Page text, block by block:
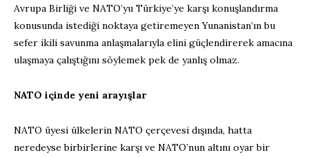
Avrupa Birliği ve NATO’yu Türkiye’ye karşı konuşlandırma
konusunda istediği noktaya getiremeyen Yunanistan’ın bu
sefer ikili savunma anlaşmalarıyla elini güçlendirerek amacına
ulaşmaya çalıştığını söylemek pek de yanlış olmaz.
NATO içinde yeni arayışlar
NATO üyesi ülkelerin NATO çerçevesi dışında, hatta
neredeyse birbirlerine karşı ve NATO’nun altını oyar bir